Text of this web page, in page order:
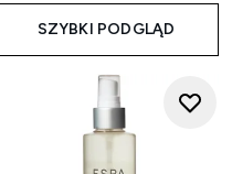
SZYBKI PODGLĄD